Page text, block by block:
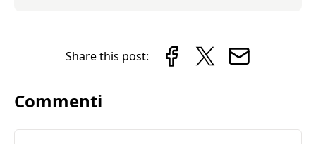
Share this post:
Commenti